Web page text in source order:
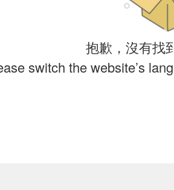
抱歉，沒有找
switch the website’s